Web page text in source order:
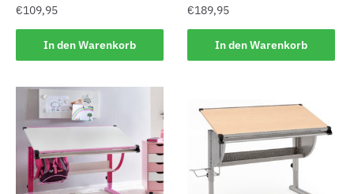
€109,95
In den Warenkorb
€189,95
In den Warenkorb